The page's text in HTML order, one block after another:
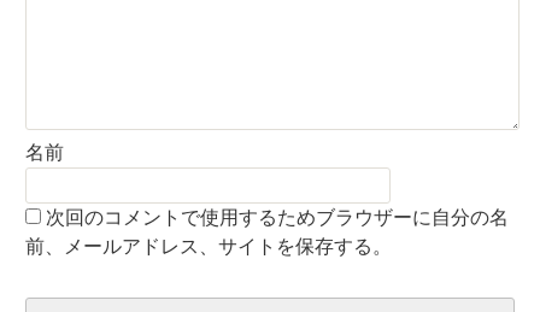
名前
次回のコメントで使用するためブラウザーに自分の名
前、メールアドレス、サイトを保存する。